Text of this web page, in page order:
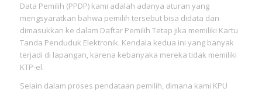
Data Pemilih (PPDP) kami adalah adanya aturan yang
mengsyaratkan bahwa pemilih tersebut bisa didata dan
dimasukkan ke dalam Daftar Pemilih Tetap jika memiliki Kartu
Tanda Penduduk Elektronik. Kendala kedua ini yang banyak
terjadi di lapangan, karena kebanyaka mereka tidak memiliki
KTP-el.
Selain dalam proses pendataan pemilih, dimana kami KPU